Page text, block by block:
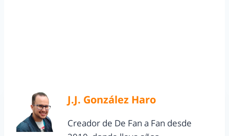
J.J. González Haro
Creador de De Fan a Fan desde